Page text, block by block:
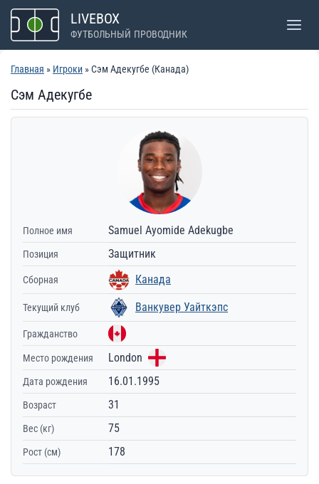
Перейти
содержимому
LIVEBOX
ФУТБОЛЬНЫЙ ПРОВОДНИК
Главная » Игроки » Сэм Адекугбе (Канада)
Сэм Адекугбе
Полное имя Samuel Ayomide Adekugbe
Позиция Защитник
Сборная Канада
Текущий клуб Ванкувер Уайткэпс
Гражданство
Место рождения London
Дата рождения 16.01.1995
Возраст 31
Вес (кг) 75
Рост (см) 178